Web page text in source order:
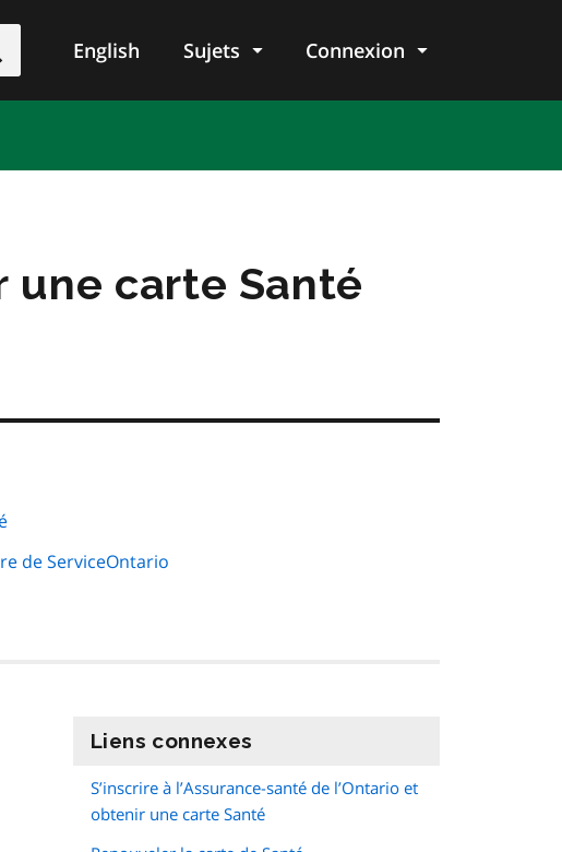
English Sujets Connexion
une carte Santé
de ServiceOntario
Liens connexes
S’inscrire à l’Assurance-santé de l’Ontario et
obtenir une carte Santé